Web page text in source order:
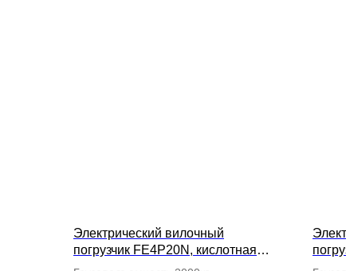
Электрический вилочный
погрузчик FE4P20N, кислотная
АКБ, высота подъема вил 5500мм
АКБ,